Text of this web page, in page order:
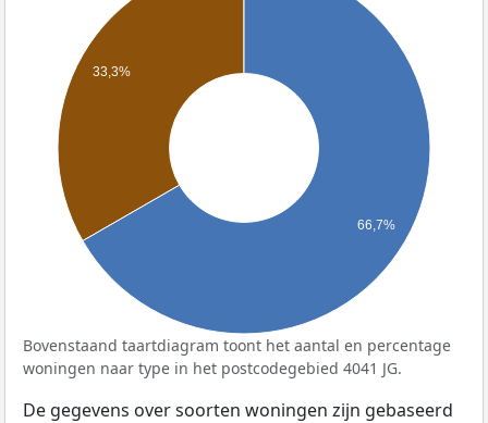
33,3%
66,7%
Bovenstaand taartdiagram toont het aantal en percentage
woningen naar type in het postcodegebied 4041 JG.
De gegevens over soorten woningen zijn gebaseerd